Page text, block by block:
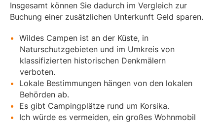
Insgesamt können Sie dadurch im Vergleich zur
Buchung einer zusätzlichen Unterkunft Geld sparen.
Wildes Campen ist an der Küste, in
Naturschutzgebieten und im Umkreis von
klassifizierten historischen Denkmälern
verboten.
Lokale Bestimmungen hängen von den lokalen
Behörden ab.
Es gibt Campingplätze rund um Korsika.
Ich würde es vermeiden, ein großes Wohnmobil